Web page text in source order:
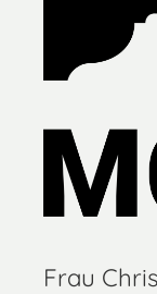
Frau